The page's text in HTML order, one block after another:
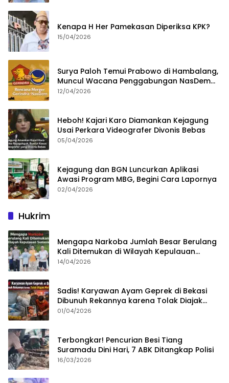
Kenapa H Her Pamekasan Diperiksa KPK?
15/04/2026
Surya Paloh Temui Prabowo di Hambalang,
Muncul Wacana Penggabungan NasDem
dan Gerindra
12/04/2026
Heboh! Kajari Karo Diamankan Kejagung
Usai Perkara Videografer Divonis Bebas
05/04/2026
Kejagung dan BGN Luncurkan Aplikasi
Awasi Program MBG, Begini Cara Lapornya
02/04/2026
Hukrim
Mengapa Narkoba Jumlah Besar Berulang
Kali Ditemukan di Wilayah Kepulauan
Sumenep?
14/04/2026
Sadis! Karyawan Ayam Geprek di Bekasi
Dibunuh Rekannya karena Tolak Diajak
Merampok Majikan
01/04/2026
Terbongkar! Pencurian Besi Tiang
Suramadu Dini Hari, 7 ABK Ditangkap Polisi
16/03/2026